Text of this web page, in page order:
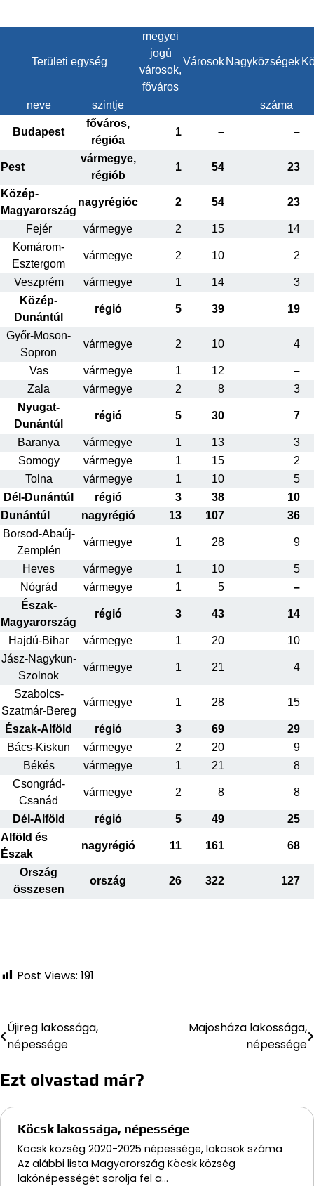
Területi egység
megyei
jogú
városok,
főváros
Városok Nagyközségek
neve szintje száma
Budapest
főváros,
régióa
1 – –
Pest
vármegye,
régiób
1 54 23
Közép-
Magyarország
nagyrégióc 2 54 23
Fejér vármegye 2 15
14
Komárom-
Esztergom
vármegye 2 10 2
Veszprém vármegye 1 14
3
Közép-
Dunántúl
régió 5 39 19
Győr-Moson-
Sopron
vármegye 2 10 4
Vas vármegye 1 12
–
Zala
vármegye 2 8
3
Nyugat-
Dunántúl
régió 5 30 7
Baranya vármegye 1 13
3
Somogy
vármegye 1 15
2
Tolna
vármegye 1 10
5
Dél-Dunántúl
régió 3 38
10
Dunántúl
nagyrégió 13 107
36
Borsod-Abaúj-
Zemplén
vármegye 1 28 9
Heves vármegye 1 10
5
Nógrád
vármegye 1 5
–
Észak-
Magyarország
régió 3 43 14
Hajdú-Bihar vármegye 1 20
10
Jász-Nagykun-
Szolnok
vármegye 1 21 4
Szabolcs-
Szatmár-Bereg
vármegye 1 28 15
Észak-Alföld régió 3 69
29
Bács-Kiskun
vármegye 2 20
9
Békés
vármegye 1 21
8
Csongrád-
Csanád
vármegye 2 8 8
Dél-Alföld régió 5 49
25
Alföld és
Észak
nagyrégió 11 161 68
Ország
összesen
ország 26 322 127
Post Views: 191
Bejegyzés
navigáció
Újireg lakossága,
népessége
Majosháza lakossága,
népessége
Ezt olvastad már?
Köcsk lakossága, népessége
Köcsk község 2020-2025 népessége, lakosok száma
Az alábbi lista Magyarország Köcsk község
lakónépességét sorolja fel a…